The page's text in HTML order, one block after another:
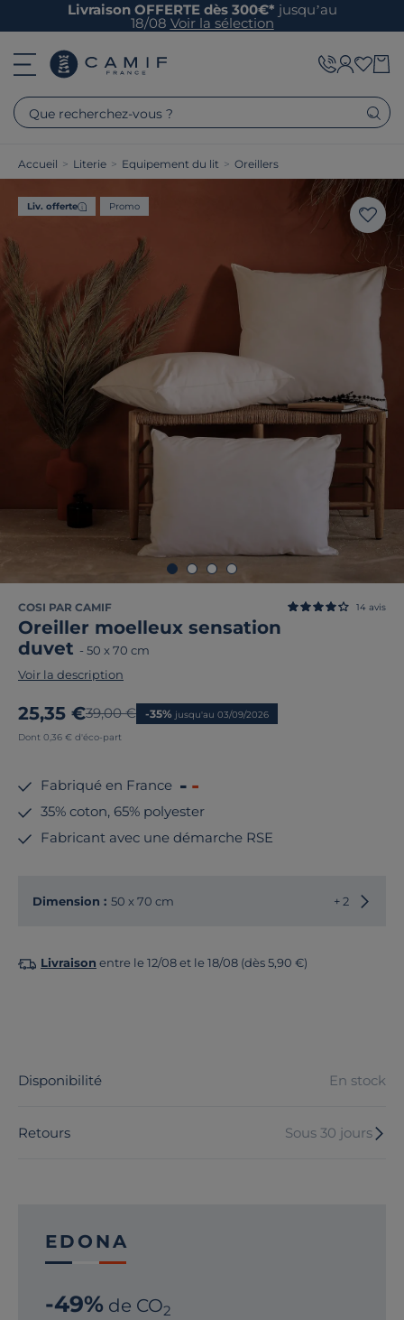
Livraison OFFERTE dès 300€* jusqu’au
18/08 Voir la sélection
Que recherchez-vous ?
Accueil > Literie > Equipement du lit > Oreillers
Liv. offerte Promo
COSI PAR CAMIF
Oreiller moelleux sensation
duvet - 50 x 70 cm
14 avis
Voir la description
Nouveau prix
25,35 €Ancien prix
39,00 € -35% jusqu'au 03/09/2026
Dont 0,36 € d'éco-part
Fabriqué en France
35% coton, 65% polyester
Fabricant avec une démarche RSE
Dimension : 50 x 70 cm + 2
Livraison entre le 12/08 et le 18/08 (dès 5,90 €)
Disponibilité En stock
Retours Sous 30 jours
EDONA
-49% de CO2